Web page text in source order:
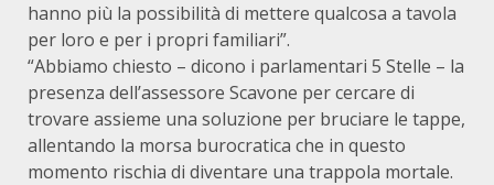
hanno più la possibilità di mettere qualcosa a tavola
per loro e per i propri familiari”.
“Abbiamo chiesto – dicono i parlamentari 5 Stelle – la
presenza dell’assessore Scavone per cercare di
trovare assieme una soluzione per bruciare le tappe,
allentando la morsa burocratica che in questo
momento rischia di diventare una trappola mortale.